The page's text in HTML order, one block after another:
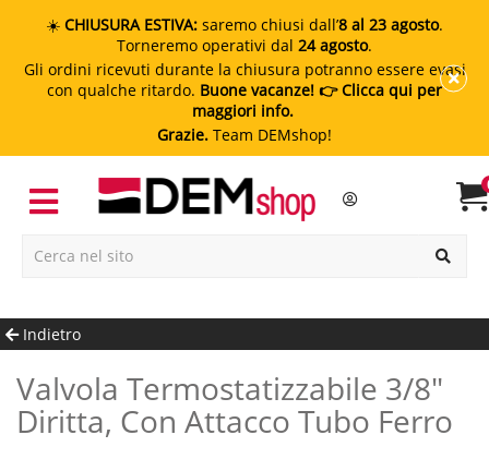
☀️ CHIUSURA ESTIVA: saremo chiusi dall’8 al 23 agosto.
Torneremo operativi dal 24 agosto.
Gli ordini ricevuti durante la chiusura potranno essere evasi
con qualche ritardo. Buone vacanze! 👉 Clicca qui per
maggiori info.
Grazie. Team DEMshop!
Indietro
Valvola Termostatizzabile 3/8"
Diritta, Con Attacco Tubo Ferro